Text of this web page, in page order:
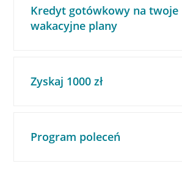
Kredyt gotówkowy na twoje
wakacyjne plany
Zyskaj 1000 zł
Program poleceń